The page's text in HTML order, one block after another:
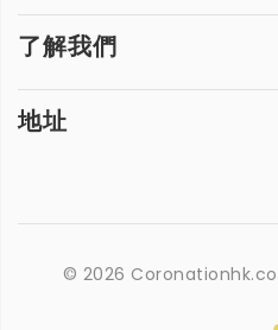
了解我們
地址
© 2026